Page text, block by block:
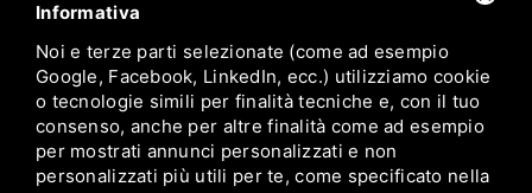
Informativa
Noi e terze parti selezionate (come ad esempio
Google, Facebook, LinkedIn, ecc.) utilizziamo cookie
o tecnologie simili per finalità tecniche e, con il tuo
consenso, anche per altre finalità come ad esempio
per mostrati annunci personalizzati e non
personalizzati più utili per te, come specificato nella